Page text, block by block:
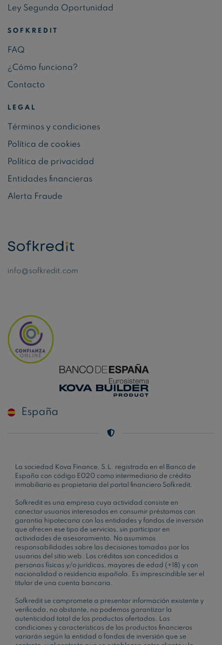
Ley Segunda Oportunidad
SOFKREDIT
FAQ
¿Cómo funciona?
Contacto
LEGAL
Términos y condiciones
Política de cookies
Política de privacidad
Entidades financieras
Alerta Fraude
info@sofkredit.com
España
La sociedad Kova Finance, S.L. registrada en el Banco de
España con código E020 como intermediario de crédito
inmobiliario es propietaria del portal financiero Sofkredit.
Sofkredit es una empresa cuya actividad consiste en
conectar usuarios interesados en consumir préstamos con
garantía hipotecaria con las entidades y fondos de inversión
que ofrecen ese tipo de servicios, sin participar en
actividades de asesoramiento. No asumimos
responsabilidades sobre las decisiones tomadas por los
usuarios del sitio web. Los créditos son concedidos a
personas físicas y/o jurídicas, mayores de edad (+18) y con
nacionalidad o residencia española. Es imprescindible ser el
titular de una cuenta bancaria.
Sofkredit se compromete a presentar información existente y
verificada, no obstante, no podemos garantizar la
autenticidad total de los productos ofertados. Las
condiciones y características de los productos financieros
variarán según la entidad o fondos de inversión que se